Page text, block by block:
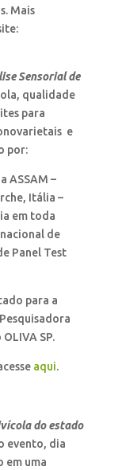
Mais
Sensorial de
qualidade
para
e
por:
ASSAM –
Itália –
em toda
de
Panel Test
para a
SP.
aqui.
do estado
evento, dia
em uma